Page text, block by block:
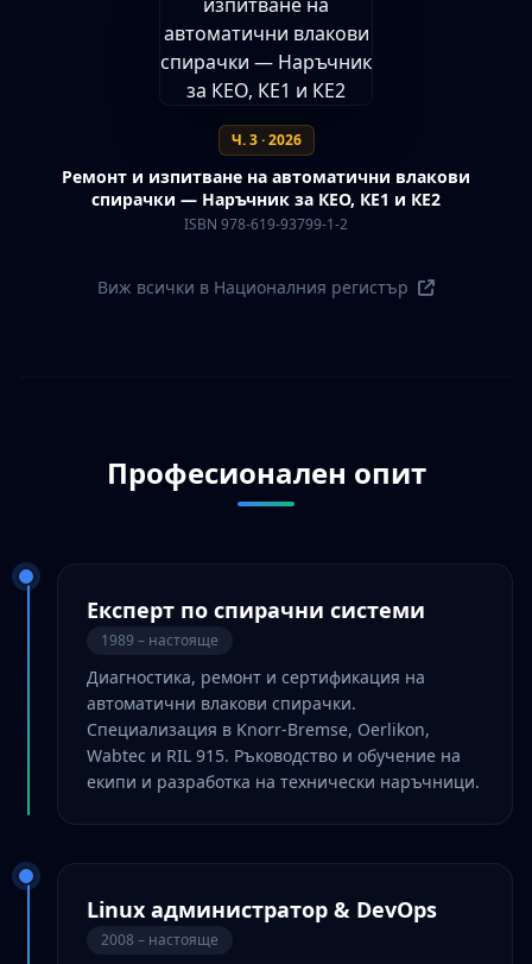
Ч. 3 · 2026
Ремонт и изпитване на автоматични влакови
спирачки — Наръчник за КЕО, КЕ1 и КЕ2
ISBN 978-619-93799-1-2
Виж всички в Националния регистър
Професионален опит
Експерт по спирачни системи
1989 – настояще
Диагностика, ремонт и сертификация на
автоматични влакови спирачки.
Специализация в Knorr-Bremse, Oerlikon,
Wabtec и RIL 915. Ръководство и обучение на
екипи и разработка на технически наръчници.
Linux администратор & DevOps
2008 – настояще